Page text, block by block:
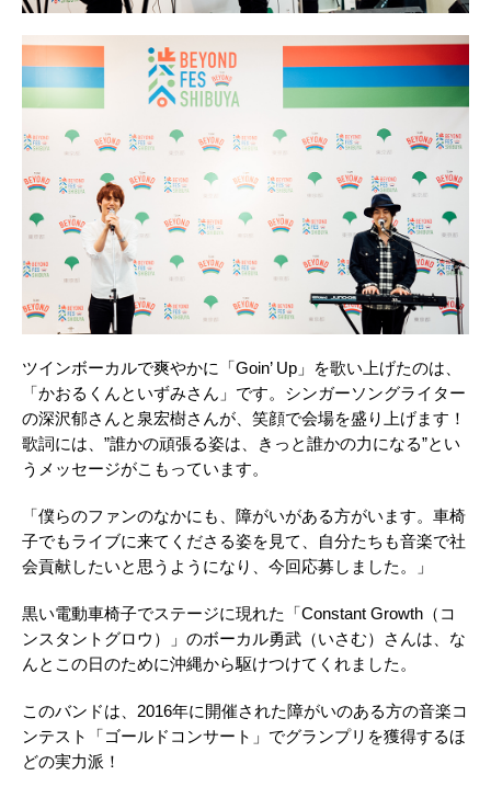
ツインボーカルで爽やかに「Goin’ Up」を歌い上げたのは、
「かおるくんといずみさん」です。シンガーソングライター
の深沢郁さんと泉宏樹さんが、笑顔で会場を盛り上げます！
歌詞には、”誰かの頑張る姿は、きっと誰かの力になる”とい
うメッセージがこもっています。
「僕らのファンのなかにも、障がいがある方がいます。車椅
子でもライブに来てくださる姿を見て、自分たちも音楽で社
会貢献したいと思うようになり、今回応募しました。」
黒い電動車椅子でステージに現れた「Constant Growth（コ
ンスタントグロウ）」のボーカル勇武（いさむ）さんは、な
んとこの日のために沖縄から駆けつけてくれました。
このバンドは、2016年に開催された障がいのある方の音楽コ
ンテスト「ゴールドコンサート」でグランプリを獲得するほ
どの実力派！